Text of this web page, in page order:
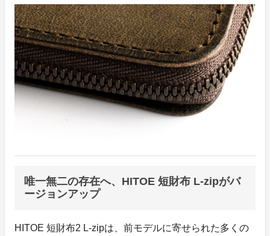
唯一無二の存在へ、HITOE 短財布 L-zipがバ
ージョンアップ
HITOE 短財布2 L-zipは、前モデルに寄せられた多くの